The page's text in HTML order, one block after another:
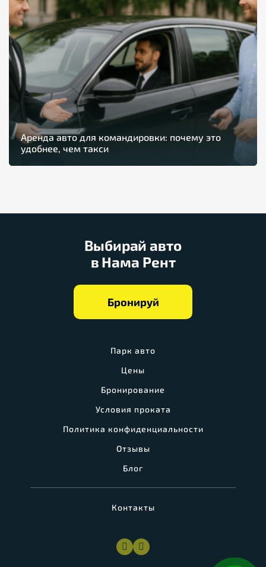
Аренда авто для командировки: почему это
удобнее, чем такси
Парк авто
Цены
Бронирование
Условия проката
Политика конфиденциальности
Отзывы
Блог
Контакты
Выбирай авто
в Нама Рент
Бронируй